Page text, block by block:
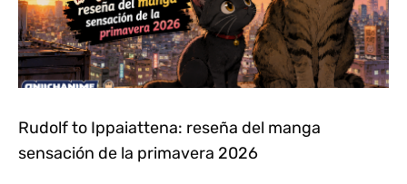
Rudolf to Ippaiattena: reseña del manga
sensación de la primavera 2026